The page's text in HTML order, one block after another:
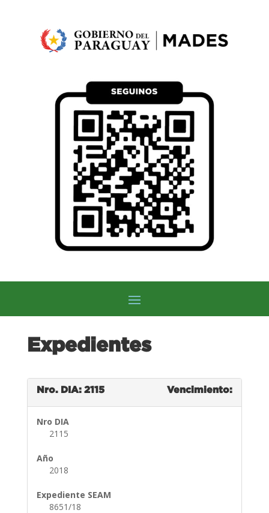
Expedientes
Nro. DIA: 2115 Vencimiento:
Nro DIA
2115
Año
2018
Expediente SEAM
8651/18